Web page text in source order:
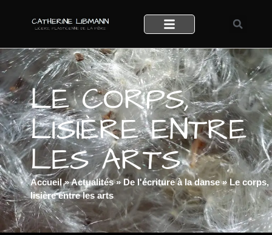
LE CORPS,
LISIÈRE ENTRE
LES ARTS
Accueil»Actualités» De l'écriture à la danse»Le corps,
lisière entre les arts